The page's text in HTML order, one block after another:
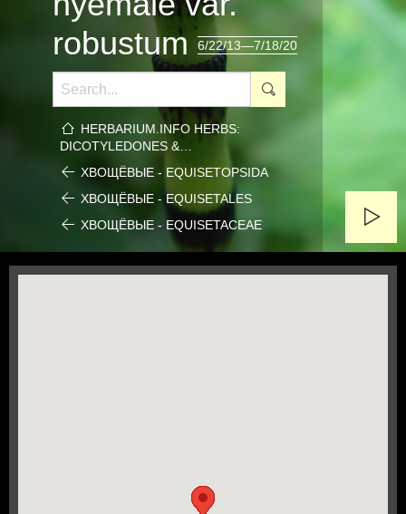
robustum
6/22/13—7/18/20
HERBARIUM.INFO HERBS:
DICOTYLEDONES &…
ХВОЩЁВЫЕ - EQUISETOPSIDA
ХВОЩЁВЫЕ - EQUISETALES
ХВОЩЁВЫЕ - EQUISETACEAE